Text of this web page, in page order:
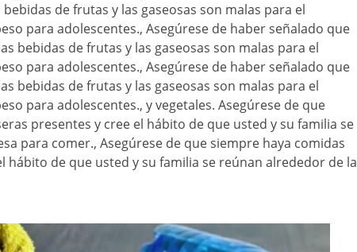
de frutas y las gaseosas son malas para el
para adolescentes., Asegúrese de haber señalado que
bebidas de frutas y las gaseosas son malas para el
para adolescentes., Asegúrese de haber señalado que
bebidas de frutas y las gaseosas son malas para el
para adolescentes., y vegetales. Asegúrese de que
presentes y cree el hábito de que usted y su familia se
para comer., Asegúrese de que siempre haya comidas
hábito de que usted y su familia se reúnan alrededor de la